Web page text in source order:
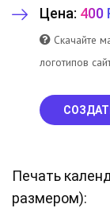
Цена: 400
Скачайте
логотипов
Печать
размером):